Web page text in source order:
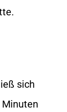
sich
Minuten